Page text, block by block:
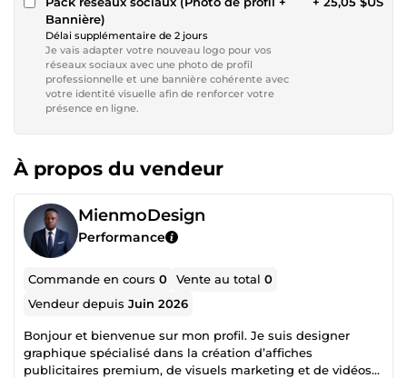
Bannière)
Délai supplémentaire de 2 jours
Je vais adapter votre nouveau logo pour vos
réseaux sociaux avec une photo de profil
professionnelle et une bannière cohérente avec
votre identité visuelle afin de renforcer votre
présence en ligne.
À propos du vendeur
MienmoDesign
Performance
Commande en cours0 Vente au total0
Vendeur depuisJuin 2026
Bonjour et bienvenue sur mon profil. Je suis designer
graphique spécialisé dans la création d’affiches
publicitaires premium, de visuels marketing et de vidéos